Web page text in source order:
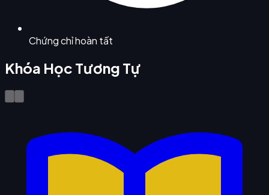
Chứng chỉ hoàn tất
Khóa Học Tương Tự